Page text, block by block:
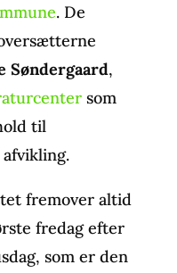
. De
Søndergaard,
som
til
fremover altid
fredag efter
som er den